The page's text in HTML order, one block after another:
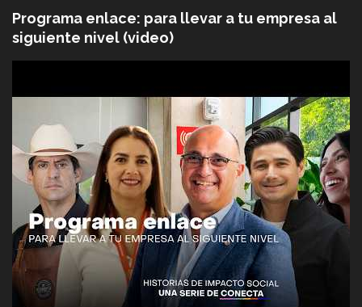
Programa enlace: para llevar a tu empresa al
siguiente nivel (video)